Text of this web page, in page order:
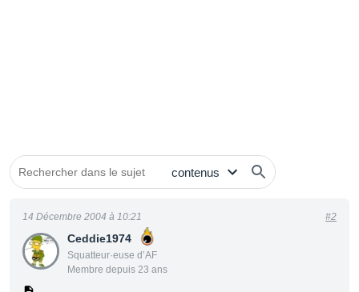
Ceddie1974
Squatteur·euse d’AF
Membre depuis 23 ans
14 Décembre 2004 à 10:21 #2